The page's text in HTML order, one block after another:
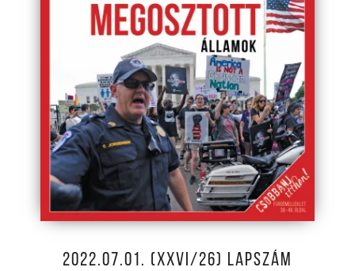
2022.07.01. (XXVI/26) LAPSZÁM